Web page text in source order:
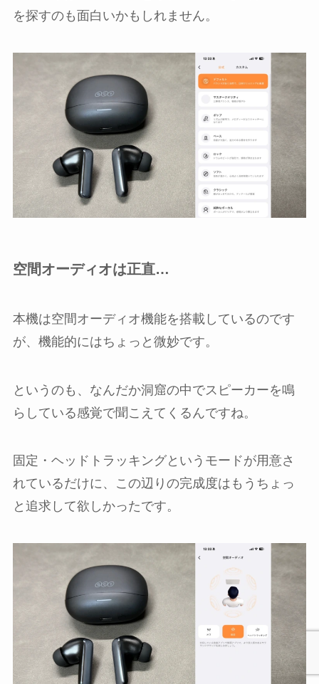
を探すのも面白いかもしれません。
空間オーディオは正直…
本機は空間オーディオ機能を搭載しているのです
が、機能的にはちょっと微妙です。
というのも、なんだか洞窟の中でスピーカーを鳴
らしている感覚で聞こえてくるんですね。
固定・ヘッドトラッキングというモードが用意さ
れているだけに、この辺りの完成度はもうちょっ
と追求して欲しかったです。